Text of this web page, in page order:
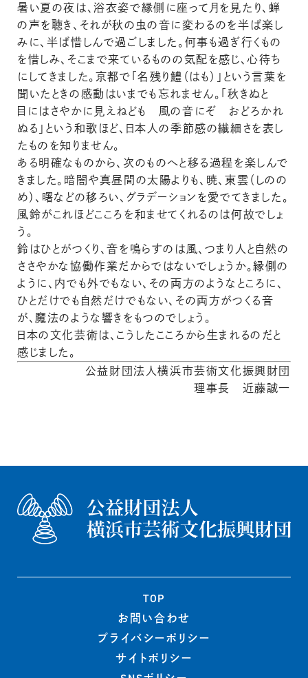
暑い夏の夜は、浴衣姿で縁側に座って月を見たり、蝉
の声を聴き、それが秋の虫の音に変わるのを半ば楽し
みに、半ば惜しんで過ごしました。何事も過ぎ行くもの
を惜しみ、そこまで来ているものの気配を感じ、心待ち
にしてきました。京都で「名残り鱧（はも）」という言葉を
聞いたときの感動はいまでも忘れません。「秋きぬと
目にはさやかに見えねども 風の音にぞ おどろかれ
ぬる」という和歌ほど、日本人の季節感の繊細さを表し
たものを知りません。
ある明確なものから、次のものへと移る過程を楽しんで
きました。暗闇や真昼間の太陽よりも、暁、東雲（しのの
め）、曙などの移ろい、グラデーションを愛でてきました。
風鈴がこれほどこころを和ませてくれるのは何故でしょ
う。
鈴はひとがつくり、音を鳴らすのは風、つまり人と自然の
ささやかな協働作業だからではないでしょうか。縁側の
ように、内でも外でもない、その両方のようなところに、
ひとだけでも自然だけでもない、その両方がつくる音
が、魔法のような響きをもつのでしょう。
日本の文化芸術は、こうしたこころから生まれるのだと
感じました。
公益財団法人横浜市芸術文化振興財団
理事長 近藤誠一
TOP
お問い合わせ
プライバシーポリシー
サイトポリシー